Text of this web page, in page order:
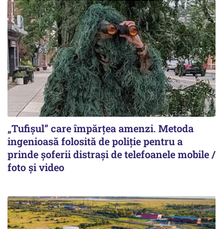
„Tufișul” care împărțea amenzi. Metoda
ingenioasă folosită de poliție pentru a
prinde șoferii distrași de telefoanele mobile /
foto și video